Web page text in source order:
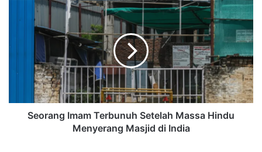
Seorang Imam Terbunuh Setelah Massa Hindu
Menyerang Masjid di India